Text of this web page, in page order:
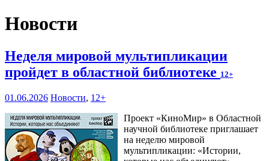
Новости
Неделя мировой мультипликации
пройдет в областной библиотеке 12+
01.06.2026 Новости, 12+
Проект «КиноМир» в Областной
научной библиотеке приглашает
на неделю мировой
мультипликации: «Истории,